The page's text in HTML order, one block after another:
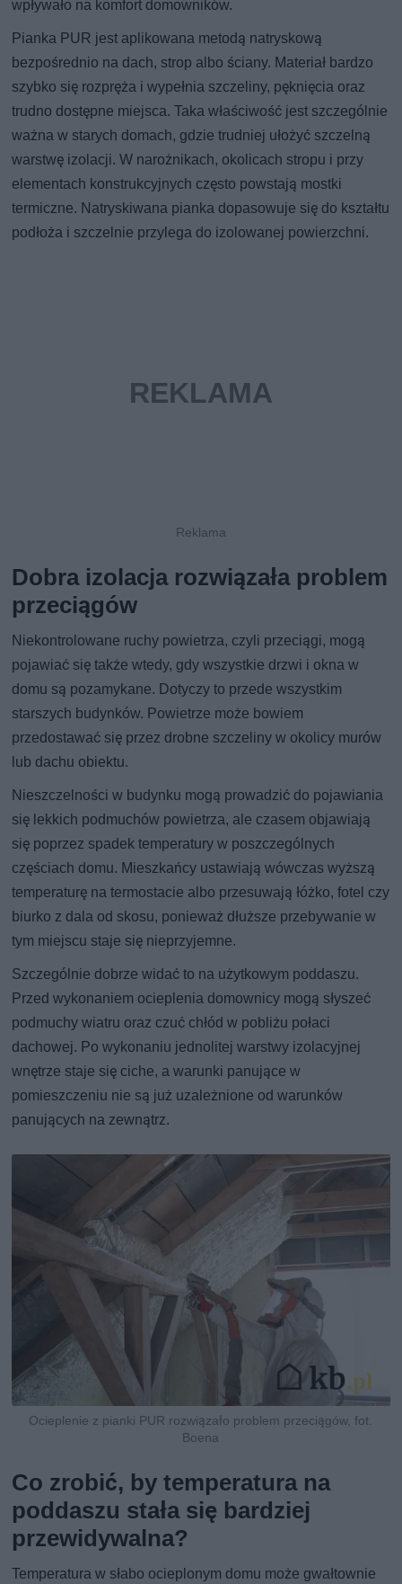
wpływało na komfort domowników.
Pianka PUR jest aplikowana metodą natryskową
bezpośrednio na dach, strop albo ściany. Materiał bardzo
szybko się rozpręża i wypełnia szczeliny, pęknięcia oraz
trudno dostępne miejsca. Taka właściwość jest szczególnie
ważna w starych domach, gdzie trudniej ułożyć szczelną
warstwę izolacji. W narożnikach, okolicach stropu i przy
elementach konstrukcyjnych często powstają mostki
termiczne. Natryskiwana pianka dopasowuje się do kształtu
podłoża i szczelnie przylega do izolowanej powierzchni.
Dobra izolacja rozwiązała problem
przeciągów
Niekontrolowane ruchy powietrza, czyli przeciągi, mogą
pojawiać się także wtedy, gdy wszystkie drzwi i okna w
domu są pozamykane. Dotyczy to przede wszystkim
starszych budynków. Powietrze może bowiem
przedostawać się przez drobne szczeliny w okolicy murów
lub dachu obiektu.
Nieszczelności w budynku mogą prowadzić do pojawiania
się lekkich podmuchów powietrza, ale czasem objawiają
się poprzez spadek temperatury w poszczególnych
częściach domu. Mieszkańcy ustawiają wówczas wyższą
temperaturę na termostacie albo przesuwają łóżko, fotel czy
biurko z dala od skosu, ponieważ dłuższe przebywanie w
tym miejscu staje się nieprzyjemne.
Szczególnie dobrze widać to na użytkowym poddaszu.
Przed wykonaniem ocieplenia domownicy mogą słyszeć
podmuchy wiatru oraz czuć chłód w pobliżu połaci
dachowej. Po wykonaniu jednolitej warstwy izolacyjnej
wnętrze staje się ciche, a warunki panujące w
pomieszczeniu nie są już uzależnione od warunków
panujących na zewnątrz.
Ocieplenie z pianki PUR rozwiązało problem przeciągów, fot.
Boena
Co zrobić, by temperatura na
poddaszu stała się bardziej
przewidywalna?
Temperatura w słabo ocieplonym domu może gwałtownie